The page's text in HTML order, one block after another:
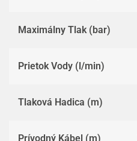
Maximálny Tlak (bar)
Prietok Vody (l/min)
Tlaková Hadica (m)
Prívodný Kábel (m)